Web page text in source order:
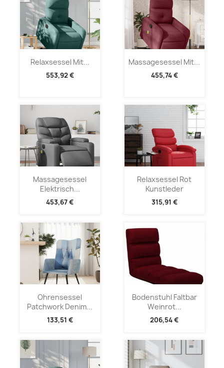
Relaxsessel Mit...
553,92 €
Massagesessel Mit...
455,74 €
Massagesessel
Elektrisch...
453,67 €
Relaxsessel Rot
Kunstleder
315,91 €
Ohrensessel
Patchwork Denim...
133,51 €
Bodenstuhl Faltbar
Weinrot...
206,54 €